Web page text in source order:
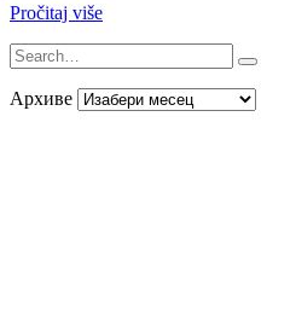
Pročitaj više
Архиве